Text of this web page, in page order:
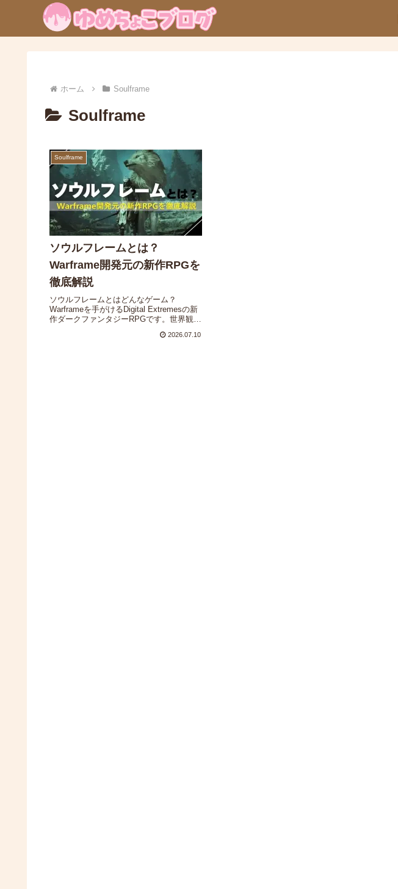
ホーム Soulframe
Soulframe
Soulframe
ソウルフレームとは？
Warframe開発元の新作RPGを
徹底解説
ソウルフレームとはどんなゲーム？
Warframeを手がけるDigital Extremesの新
作ダークファンタジーRPGです。世界観・
ら先行プレイに参加する方法・リリース時
2026.07.10